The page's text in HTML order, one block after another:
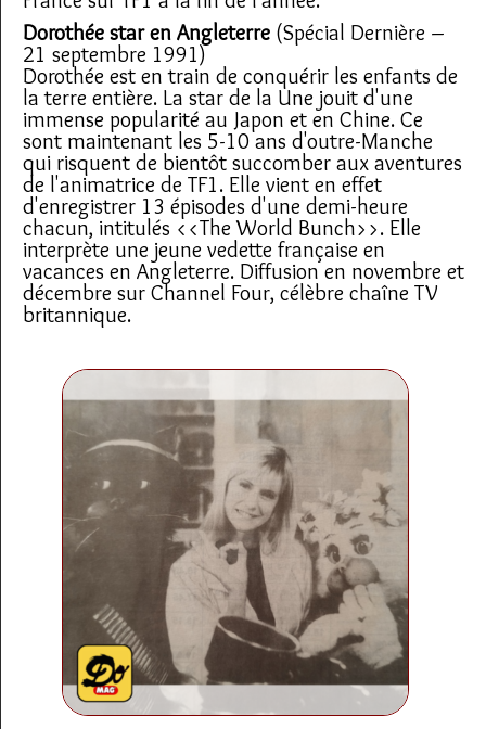
Dorothée star en Angleterre (Spécial Dernière –
21 septembre 1991)
Dorothée est en train de conquérir les enfants de
la terre entière. La star de la Une jouit d'une
immense popularité au Japon et en Chine. Ce
sont maintenant les 5-10 ans d'outre-Manche
qui risquent de bientôt succomber aux aventures
de l'animatrice de TF1. Elle vient en effet
d'enregistrer 13 épisodes d'une demi-heure
chacun, intitulés <<The World Bunch>>. Elle
interprète une jeune vedette française en
vacances en Angleterre. Diffusion en novembre et
décembre sur Channel Four, célèbre chaîne TV
britannique.